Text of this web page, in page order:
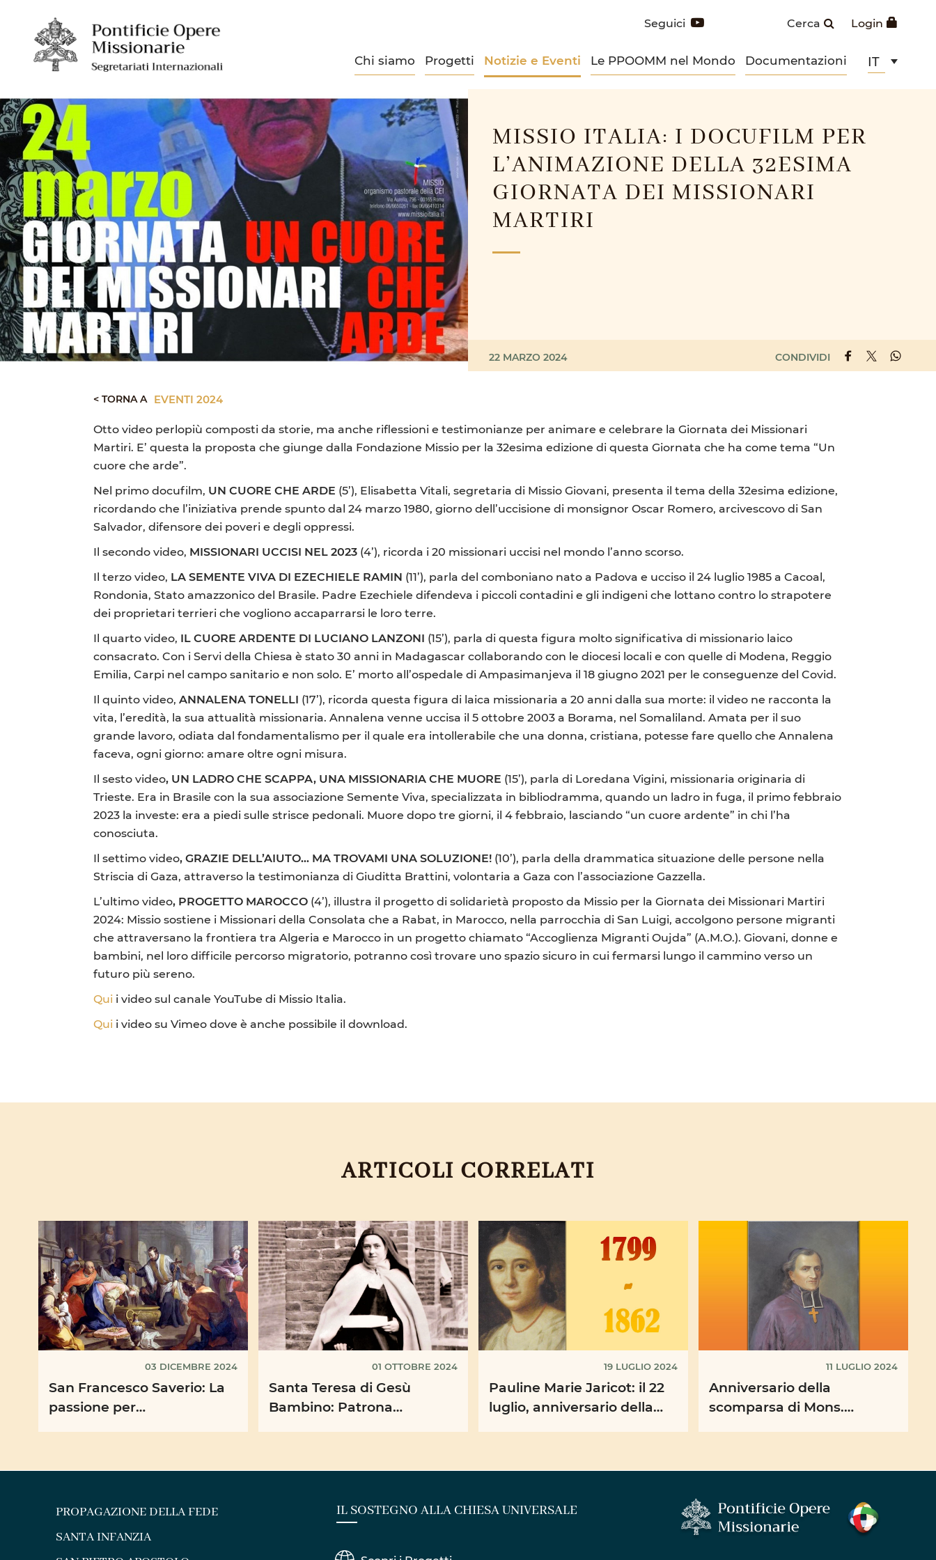
Login
Cerca
Seguici
Chi siamo Progetti Notizie e Eventi Le PPOOMM nel Mondo Documentazioni IT
MISSIO ITALIA: I DOCUFILM PER
L’ANIMAZIONE DELLA 32ESIMA
GIORNATA DEI MISSIONARI
MARTIRI
22 MARZO 2024 CONDIVIDI
< TORNA A EVENTI 2024
Otto video perlopiù composti da storie, ma anche riflessioni e testimonianze per animare e celebrare la Giornata dei Missionari
Martiri. E’ questa la proposta che giunge dalla Fondazione Missio per la 32esima edizione di questa Giornata che ha come tema “Un
cuore che arde”.
Nel primo docufilm, UN CUORE CHE ARDE (5’), Elisabetta Vitali, segretaria di Missio Giovani, presenta il tema della 32esima edizione,
ricordando che l’iniziativa prende spunto dal 24 marzo 1980, giorno dell’uccisione di monsignor Oscar Romero, arcivescovo di San
Salvador, difensore dei poveri e degli oppressi.
Il secondo video, MISSIONARI UCCISI NEL 2023 (4’), ricorda i 20 missionari uccisi nel mondo l’anno scorso.
Il terzo video, LA SEMENTE VIVA DI EZECHIELE RAMIN (11’), parla del comboniano nato a Padova e ucciso il 24 luglio 1985 a Cacoal,
Rondonia, Stato amazzonico del Brasile. Padre Ezechiele difendeva i piccoli contadini e gli indigeni che lottano contro lo strapotere
dei proprietari terrieri che vogliono accaparrarsi le loro terre.
Il quarto video, IL CUORE ARDENTE DI LUCIANO LANZONI (15’), parla di questa figura molto significativa di missionario laico
consacrato. Con i Servi della Chiesa è stato 30 anni in Madagascar collaborando con le diocesi locali e con quelle di Modena, Reggio
Emilia, Carpi nel campo sanitario e non solo. E’ morto all’ospedale di Ampasimanjeva il 18 giugno 2021 per le conseguenze del Covid.
Il quinto video,ANNALENA TONELLI (17’), ricorda questa figura di laica missionaria a 20 anni dalla sua morte: il video ne racconta la
vita, l’eredità, la sua attualità missionaria. Annalena venne uccisa il 5 ottobre 2003 a Borama, nel Somaliland. Amata per il suo
grande lavoro, odiata dal fondamentalismo per il quale era intollerabile che una donna, cristiana, potesse fare quello che Annalena
faceva, ogni giorno: amare oltre ogni misura.
Il sesto video, UN LADRO CHE SCAPPA, UNA MISSIONARIA CHE MUORE (15’), parla di Loredana Vigini, missionaria originaria di
Trieste. Era in Brasile con la sua associazione Semente Viva, specializzata in bibliodramma, quando un ladro in fuga, il primo febbraio
2023 la investe: era a piedi sulle strisce pedonali. Muore dopo tre giorni, il 4 febbraio, lasciando “un cuore ardente” in chi l’ha
conosciuta.
Il settimo video, GRAZIE DELL’AIUTO… MA TROVAMI UNA SOLUZIONE! (10’), parla della drammatica situazione delle persone nella
Striscia di Gaza, attraverso la testimonianza di Giuditta Brattini, volontaria a Gaza con l’associazione Gazzella.
L’ultimo video, PROGETTO MAROCCO (4’), illustra il progetto di solidarietà proposto da Missio per la Giornata dei Missionari Martiri
2024: Missio sostiene i Missionari della Consolata che a Rabat, in Marocco, nella parrocchia di San Luigi, accolgono persone migranti
che attraversano la frontiera tra Algeria e Marocco in un progetto chiamato “Accoglienza Migranti Oujda” (A.M.O.). Giovani, donne e
bambini, nel loro difficile percorso migratorio, potranno così trovare uno spazio sicuro in cui fermarsi lungo il cammino verso un
futuro più sereno.
Qui i video sul canale YouTube di Missio Italia.
Qui i video su Vimeo dove è anche possibile il download.
ARTICOLI CORRELATI
03 DICEMBRE 2024
San Francesco Saverio: La
passione per
01 OTTOBRE 2024
Santa Teresa di Gesù
Bambino: Patrona
19 LUGLIO 2024
Pauline Marie Jaricot: il 22
luglio, anniversario della
11 LUGLIO 2024
Anniversario della
scomparsa di Mons.
PROPAGAZIONE DELLA FEDE
SANTA INFANZIA
IL SOSTEGNO ALLA CHIESA UNIVERSALE